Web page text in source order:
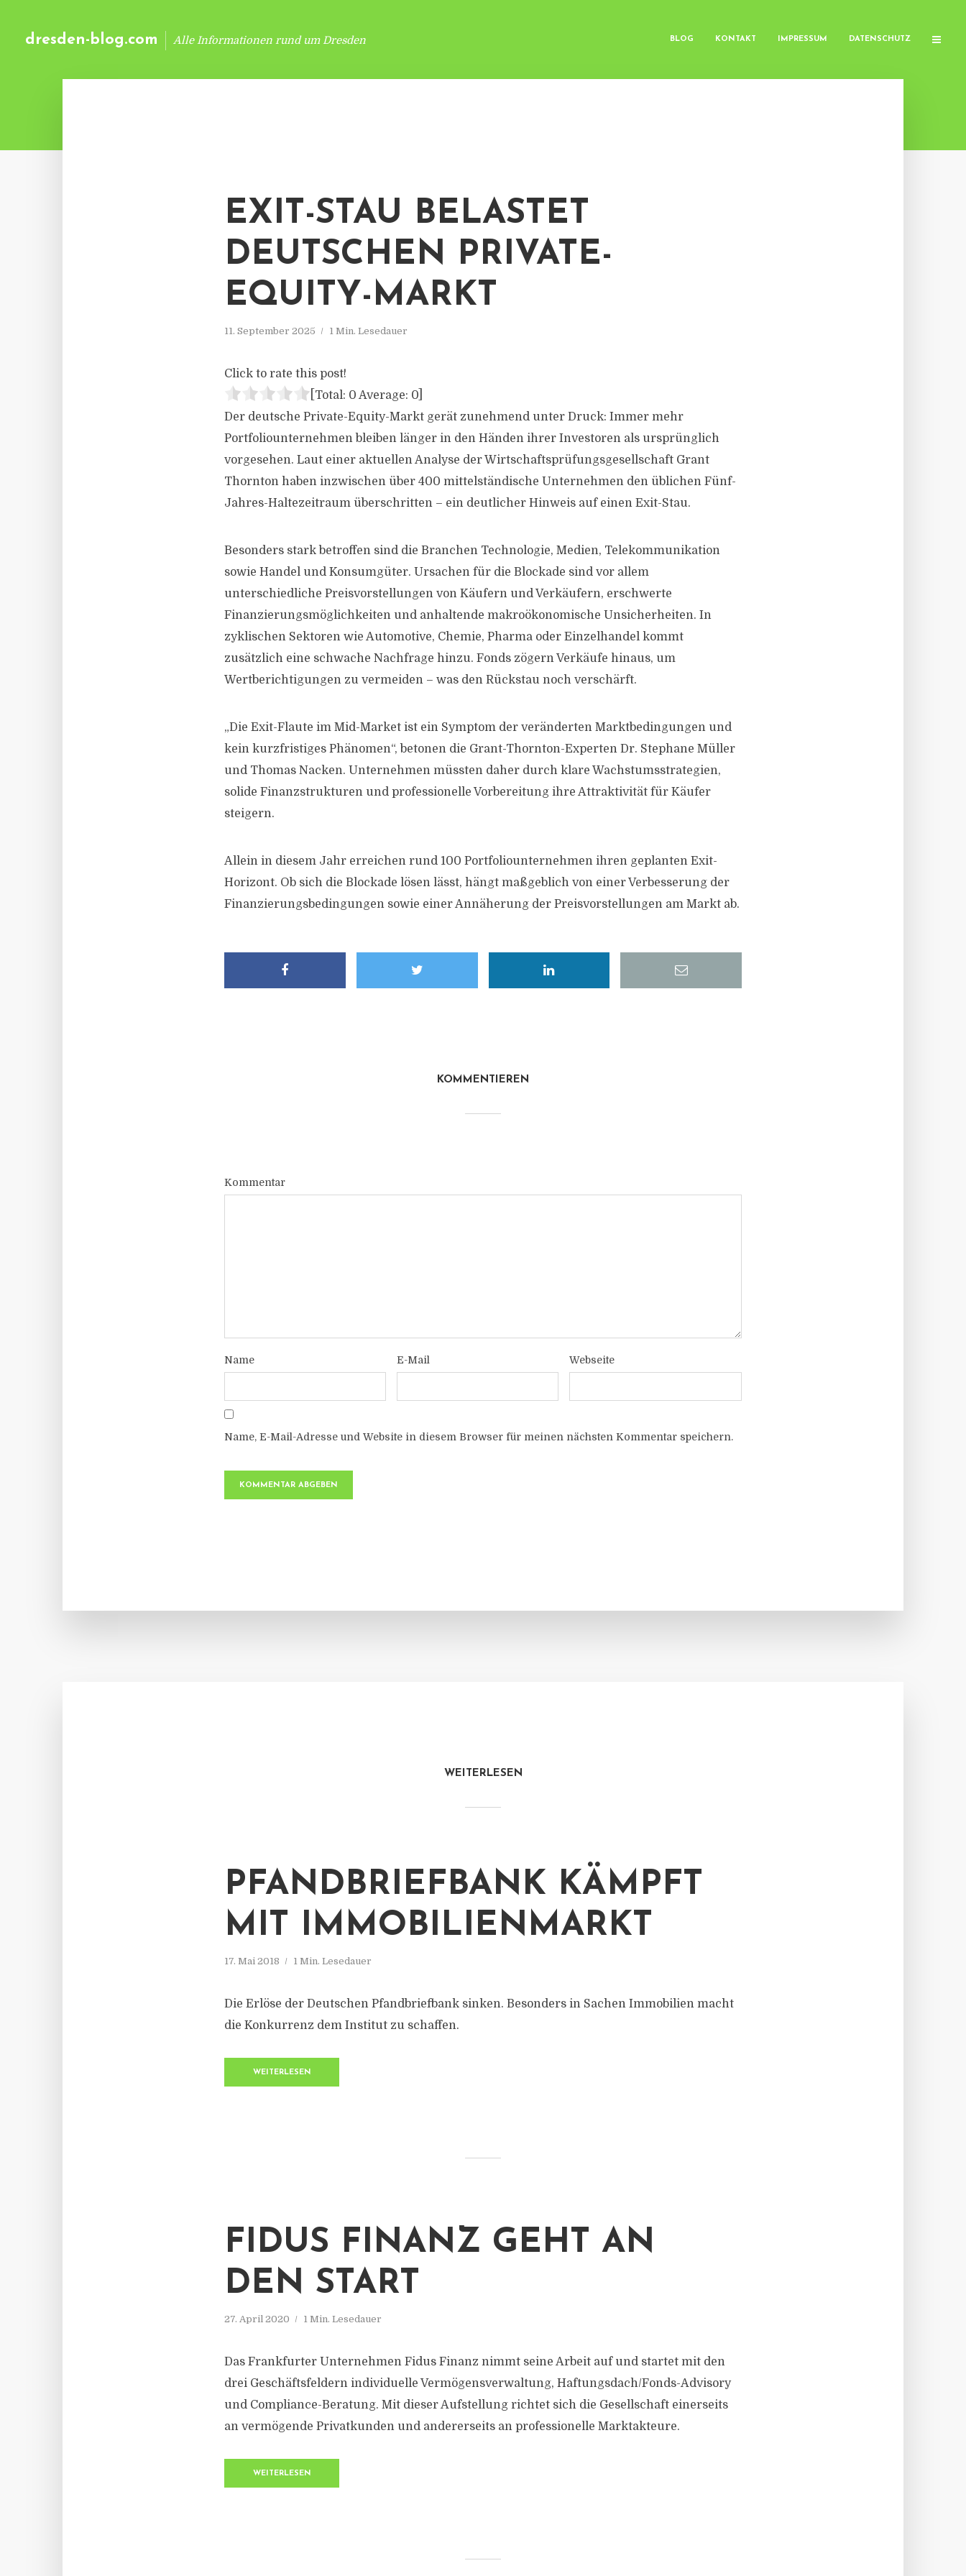
dresden-blog.com Alle Informationen rund um Dresden BLOG KONTAKT IMPRESSUM DATENSCHUTZ
EXIT-STAU BELASTET
DEUTSCHEN PRIVATE-
EQUITY-MARKT
11. September 2025 1 Min. Lesedauer
Click to rate this post!
[Total: 0 Average: 0
Der deutsche Private-Equity-Markt gerät zunehmend unter Druck: Immer mehr
Portfoliounternehmen bleiben länger in den Händen ihrer Investoren als ursprünglich
vorgesehen. Laut einer aktuellen Analyse der Wirtschaftsprüfungsgesellschaft Grant
Thornton haben inzwischen über 400 mittelständische Unternehmen den üblichen Fünf-
Jahres-Haltezeitraum überschritten – ein deutlicher Hinweis auf einen Exit-Stau.
Besonders stark betroffen sind die Branchen Technologie, Medien, Telekommunikation
sowie Handel und Konsumgüter. Ursachen für die Blockade sind vor allem
unterschiedliche Preisvorstellungen von Käufern und Verkäufern, erschwerte
Finanzierungsmöglichkeiten und anhaltende makroökonomische Unsicherheiten. In
zyklischen Sektoren wie Automotive, Chemie, Pharma oder Einzelhandel kommt
zusätzlich eine schwache Nachfrage hinzu. Fonds zögern Verkäufe hinaus, um
Wertberichtigungen zu vermeiden – was den Rückstau noch verschärft.
„Die Exit-Flaute im Mid-Market ist ein Symptom der veränderten Marktbedingungen und
kein kurzfristiges Phänomen“, betonen die Grant-Thornton-Experten Dr. Stephane Müller
und Thomas Nacken. Unternehmen müssten daher durch klare Wachstumsstrategien,
solide Finanzstrukturen und professionelle Vorbereitung ihre Attraktivität für Käufer
steigern.
Allein in diesem Jahr erreichen rund 100 Portfoliounternehmen ihren geplanten Exit-
Horizont. Ob sich die Blockade lösen lässt, hängt maßgeblich von einer Verbesserung der
Finanzierungsbedingungen sowie einer Annäherung der Preisvorstellungen am Markt ab.
KOMMENTIEREN
Kommentar
Name E-Mail Webseite
Name, E-Mail-Adresse und Website in diesem Browser für meinen nächsten Kommentar speichern.
WEITERLESEN
PFANDBRIEFBANK KÄMPFT
MIT IMMOBILIENMARKT
17. Mai 2018 1 Min. Lesedauer
Die Erlöse der Deutschen Pfandbriefbank sinken. Besonders in Sachen Immobilien macht
die Konkurrenz dem Institut zu schaffen.
WEITERLESEN
FIDUS FINANZ GEHT AN
DEN START
27. April 2020 1 Min. Lesedauer
Das Frankfurter Unternehmen Fidus Finanz nimmt seine Arbeit auf und startet mit den
drei Geschäftsfeldern individuelle Vermögensverwaltung, Haftungsdach/Fonds-Advisory
und Compliance-Beratung. Mit dieser Aufstellung richtet sich die Gesellschaft einerseits
an vermögende Privatkunden und andererseits an professionelle Marktakteure.
WEITERLESEN